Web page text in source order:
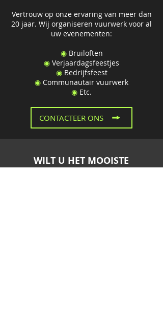
Vertrouw op onze ervaring van meer dan
20 jaar. Wij organiseren vuurwerk voor al
uw evenementen:
◉ Bruiloften
◉ Verjaardagsfeestjes
◉ Bedrijfsfeest
◉ Communautair vuurwerk
◉ Etc.
CONTACTEER ONS
WILT U HET MOOISTE